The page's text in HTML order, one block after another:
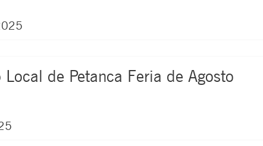
Local de Petanca Feria de Agosto